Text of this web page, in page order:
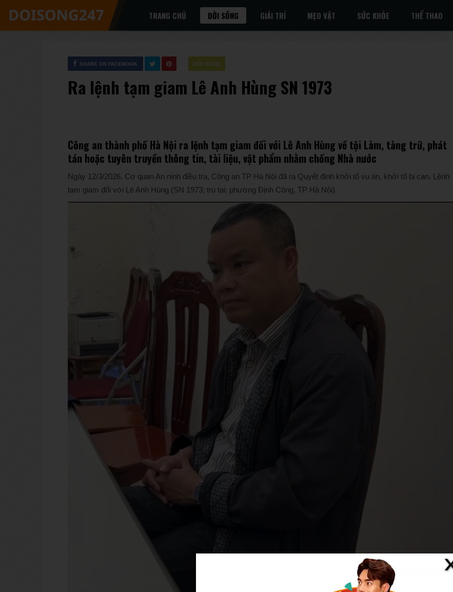
TRANG CHỦ ĐỜI SỐNG GIẢI TRÍ MẸO VẶT SỨC KHỎE THỂ THAO
ĐỜI SỐNG
SHARE ON FACEBOOK
Ra lệnh tạm giam Lê Anh Hùng SN 1973
Công an thành phố Hà Nội ra lệnh tạm giam đối với Lê Anh Hùng về tội Làm, tàng trữ, phát
tán hoặc tuyên truyền thông tin, tài liệu, vật phẩm nhằm chống Nhà nước
Ngày 12/3/2026, Cơ quan An ninh điều tra, Công an TP Hà Nội đã ra Quyết định khởi tố vụ án, khởi tố bị can, Lệnh
tạm giam đối với Lê Anh Hùng (SN 1973; trú tại: phường Định Công, TP Hà Nội).